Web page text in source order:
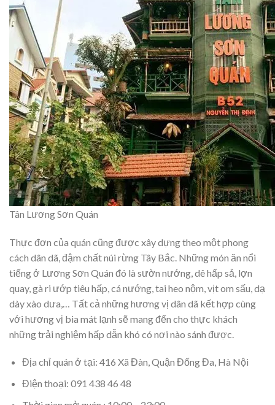
Tân Lương Sơn Quán
Thực đơn của quán cũng được xây dựng theo một phong
cách dân dã, đậm chất núi rừng Tây Bắc. Những món ăn nổi
tiếng ở Lương Sơn Quán đó là sườn nướng, dê hấp sả, lợn
quay, gà ri ướp tiêu hấp, cá nướng, tai heo nộm, vịt om sấu, dạ
dày xào dưa,… Tất cả những hương vị dân dã kết hợp cùng
với hương vị bia mát lạnh sẽ mang đến cho thực khách
những trải nghiệm hấp dẫn khó có nơi nào sánh được.
Địa chỉ quán ở tại: 416 Xã Đàn, Quận Đống Đa, Hà Nội
Điện thoại: 091 438 46 48